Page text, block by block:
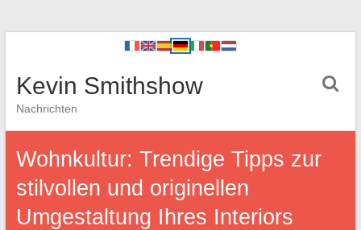
Kevin Smithshow
Nachrichten
Wohnkultur: Trendige Tipps zur
stilvollen und originellen
Umgestaltung Ihres Interiors